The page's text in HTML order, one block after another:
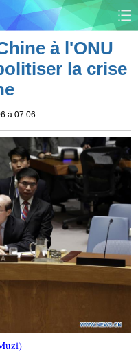
MONDE
SPORTS
PLANÈTE
DOCUMENTS
PHOTOS
à l'ONU
la crise
à 07:06